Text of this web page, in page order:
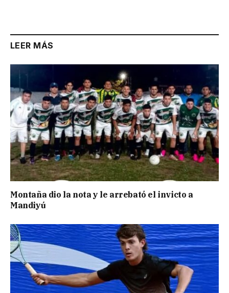
LEER MÁS
Montaña dio la nota y le arrebató el invicto a
Mandiyú